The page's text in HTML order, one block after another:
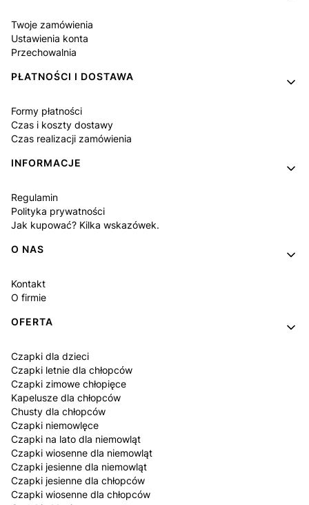
Twoje zamówienia
Ustawienia konta
Przechowalnia
PŁATNOŚCI I DOSTAWA
Formy płatności
Czas i koszty dostawy
Czas realizacji zamówienia
INFORMACJE
Regulamin
Polityka prywatności
Jak kupować? Kilka wskazówek.
O NAS
Kontakt
O firmie
OFERTA
Czapki dla dzieci
Czapki letnie dla chłopców
Czapki zimowe chłopięce
Kapelusze dla chłopców
Chusty dla chłopców
Czapki niemowlęce
Czapki na lato dla niemowląt
Czapki wiosenne dla niemowląt
Czapki jesienne dla niemowląt
Czapki jesienne dla chłopców
Czapki wiosenne dla chłopców